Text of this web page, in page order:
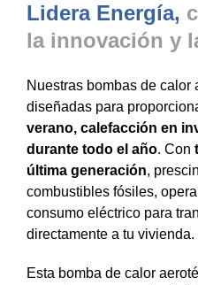
Lidera Energía,
la innovación y
Nuestras bombas de calor
diseñadas para
verano, calefacción en
durante todo el año. Con
última generación,
combustibles fósiles,
consumo eléctrico para
directamente a tu vivienda.
Esta bomba de calor